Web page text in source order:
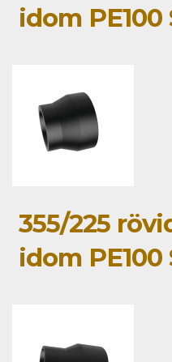
idom PE100
355/225
idom PE100